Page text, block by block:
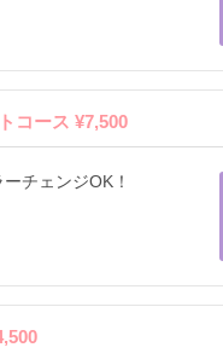
コース ¥7,500
チェンジOK！